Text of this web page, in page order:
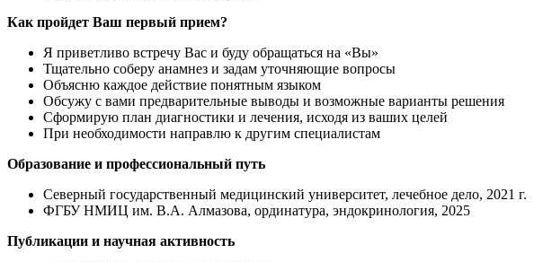
Как пройдет Ваш первый прием?
Я приветливо встречу Вас и буду обращаться на «Вы»
Тщательно соберу анамнез и задам уточняющие вопросы
Объясню каждое действие понятным языком
Обсужу с вами предварительные выводы и возможные варианты решения
Сформирую план диагностики и лечения, исходя из ваших целей
При необходимости направлю к другим специалистам
Образование и профессиональный путь
Северный государственный медицинский университет, лечебное дело, 2021 г.
ФГБУ НМИЦ им. В.А. Алмазова, ординатура, эндокринология, 2025
Публикации и научная активность